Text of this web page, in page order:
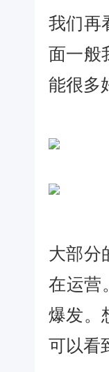
我们再
面一般
能很多
大部分
在运营
爆发。
可以看